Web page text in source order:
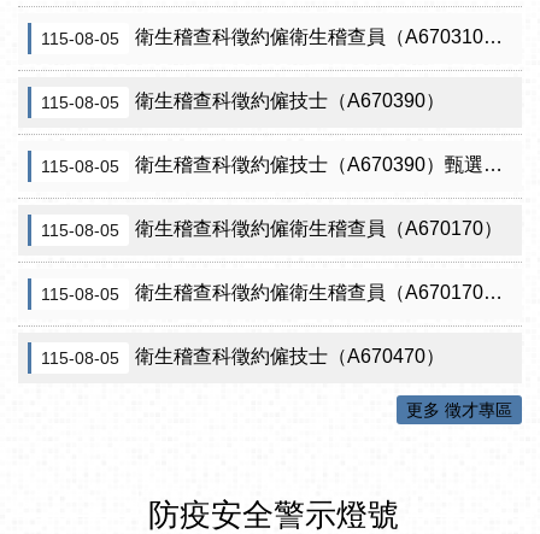
115-08-05 衛生稽查科徵約僱衛生稽查員（A670310）（需具原住民證明）
115-08-05 衛生稽查科徵約僱技士（A670390）
115-08-05 衛生稽查科徵約僱技士（A670390）甄選結果從缺
115-08-05 衛生稽查科徵約僱衛生稽查員（A670170）
115-08-05 衛生稽查科徵約僱衛生稽查員（A670170）甄選結果從缺
115-08-05 衛生稽查科徵約僱技士（A670470）
更多 徵才專區
防疫安全警示燈號